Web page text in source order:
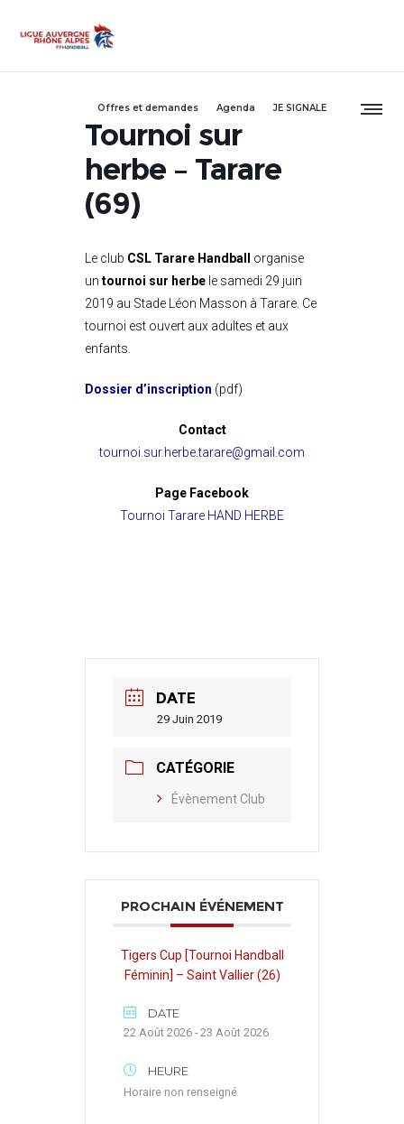
Offres et demandes Agenda JE SIGNALE
Tournoi sur
herbe – Tarare
(69)
Le club CSL Tarare Handball organise
un tournoi sur herbe le samedi 29 juin
2019 au Stade Léon Masson à Tarare. Ce
tournoi est ouvert aux adultes et aux
enfants.
Dossier d’inscription (pdf)
Contact
tournoi.sur.herbe.tarare@gmail.com
Page Facebook
Tournoi Tarare HAND HERBE
DATE
29 Juin 2019
CATÉGORIE
Évènement Club
PROCHAIN ÉVÉNEMENT
Tigers Cup [Tournoi Handball
Féminin] – Saint Vallier (26)
DATE
22 Août 2026 - 23 Août 2026
HEURE
Horaire non renseigné